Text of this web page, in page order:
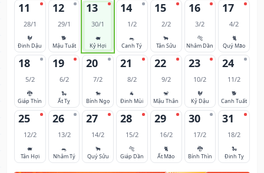
11
28/1
🐓
Đinh Dậu
12
29/1
🐕
Mậu Tuất
13
30/1
🐖
Kỷ Hợi
14
1/2
🐀
Canh Tý
15
2/2
🐂
Tân Sửu
16
3/2
🐅
Nhâm Dần
17
4/2
🐈
Quý Mão
18
5/2
🐉
Giáp Thìn
19
6/2
🐍
Ất Tỵ
20
7/2
🐎
Bính Ngọ
21
8/2
🐐
Đinh Mùi
22
9/2
🐒
Mậu Thân
23
10/2
🐓
Kỷ Dậu
24
11/2
🐕
Canh Tuất
25
12/2
🐖
Tân Hợi
26
13/2
🐀
Nhâm Tý
27
14/2
🐂
Quý Sửu
28
15/2
🐅
Giáp Dần
29
16/2
🐈
Ất Mão
30
17/2
🐉
Bính Thìn
31
18/2
🐍
Đinh Tỵ